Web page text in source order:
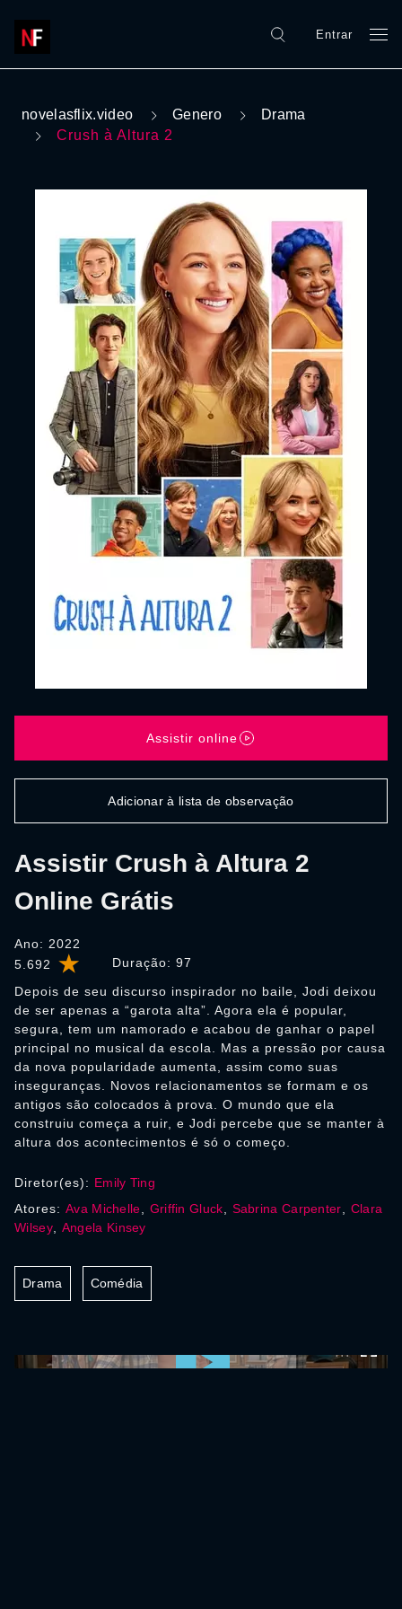
Entrar
novelasflix.video Genero
Drama
Crush à Altura 2
5.692 Duração: 97
Assistir Crush à Altura 2
Online Grátis
Ano: 2022
Depois de seu discurso inspirador no baile, Jodi deixou
de ser apenas a “garota alta”. Agora ela é popular,
segura, tem um namorado e acabou de ganhar o papel
principal no musical da escola. Mas a pressão por causa
da nova popularidade aumenta, assim como suas
inseguranças. Novos relacionamentos se formam e os
antigos são colocados à prova. O mundo que ela
construiu começa a ruir, e Jodi percebe que se manter à
altura dos acontecimentos é só o começo.
Assistir online
Adicionar à lista de observação
Diretor(es): Emily Ting
Atores: Ava Michelle Griffin Gluck Sabrina Carpenter
Clara
Wilsey, Angela Kinsey
Drama Comédia